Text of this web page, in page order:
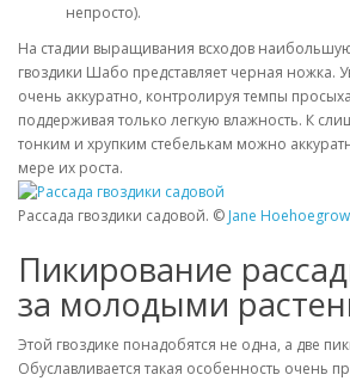
непросто).
На стадии выращивания всходов
гвоздики Шабо представляет черная ножка.
очень аккуратно, контролируя темпы
поддерживая только легкую влажность. К
тонким и хрупким стебелькам можно
мере их роста.
Рассада гвоздики садовой. © Jane Hoehoegrow
Пикирование
за молодыми
Этой гвоздике понадобятся не одна, а две
Обуславливается такая особенность очень